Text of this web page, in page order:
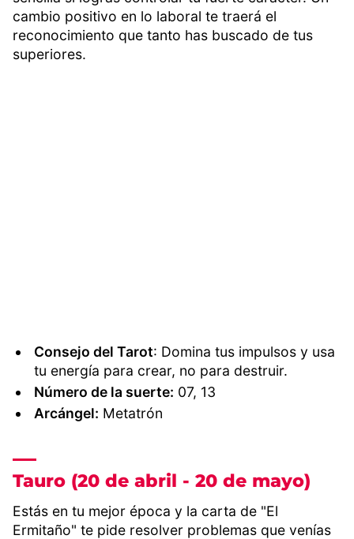
cambio positivo en lo laboral te traerá el
reconocimiento que tanto has buscado de tus
superiores.
Consejo del Tarot: Domina tus impulsos y usa
tu energía para crear, no para destruir.
Número de la suerte: 07, 13
Arcángel: Metatrón
Tauro (20 de abril - 20 de mayo)
Estás en tu mejor época y la carta de "El
Ermitaño" te pide resolver problemas que venías